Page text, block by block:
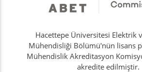
Hacettepe Üniversitesi Elektrik
Mühendisliği Bölümü'nün lisans
Mühendislik Akreditasyon
akredite edilmiştir.